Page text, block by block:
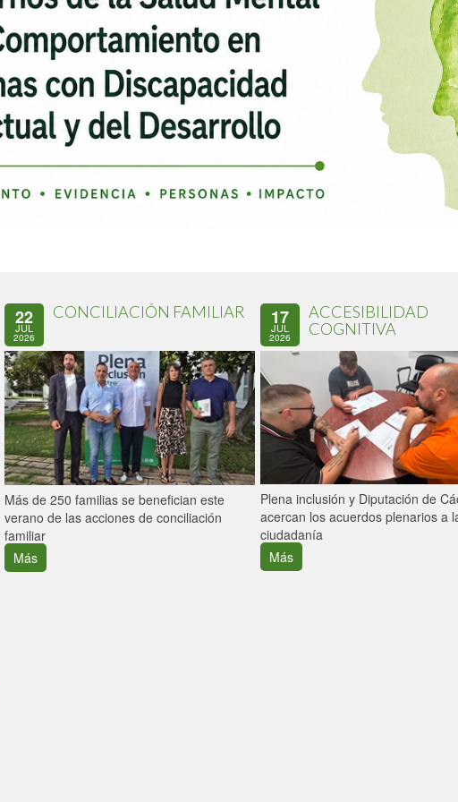
22
JUL
2026
CONCILIACIÓN FAMILIAR
Más de 250 familias se benefician este
verano de las acciones de conciliación
familiar
Más
17
JUL
2026
ACCESIBILIDAD
COGNITIVA
Plena inclusión y Diputación de
acercan los acuerdos plenarios a
ciudadanía
Más